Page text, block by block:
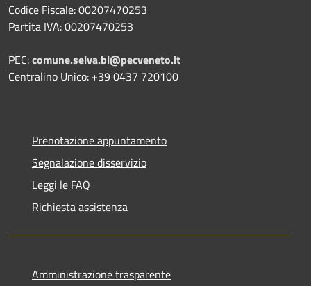
Codice Fiscale: 00207470253
Partita IVA: 00207470253
PEC:comune.selva.bl@pecveneto.it
Centralino Unico: +39 0437 720100
Prenotazione appuntamento
Segnalazione disservizio
Leggi le FAQ
Richiesta assistenza
Amministrazione trasparente